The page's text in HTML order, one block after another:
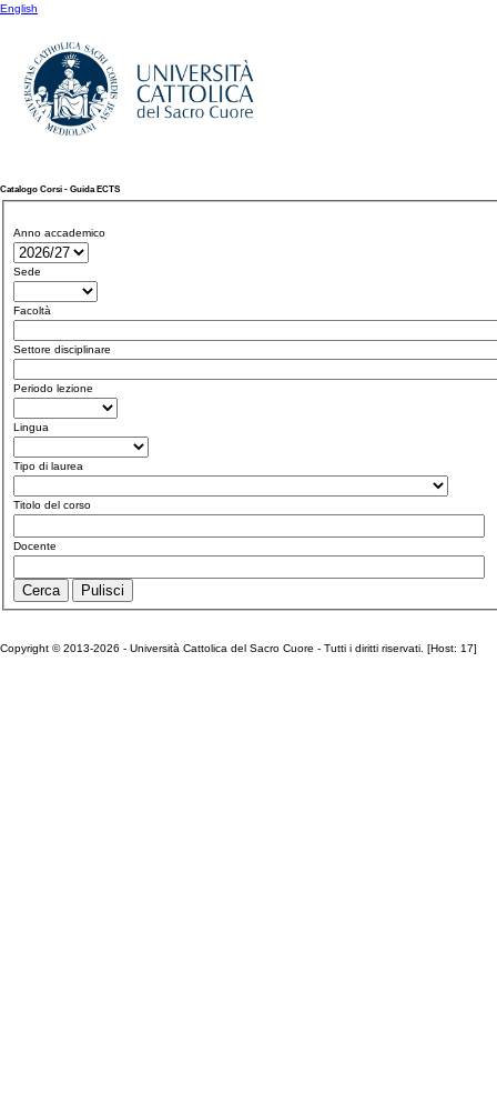
English
Catalogo Corsi - Guida ECTS
Anno accademico
Sede
Facoltà
Settore disciplinare
Periodo lezione
Lingua
Tipo di laurea
Titolo del corso
Docente
Copyright © 2013-2026 - Università Cattolica del Sacro Cuore - Tutti i diritti riservati. [Host: 17]